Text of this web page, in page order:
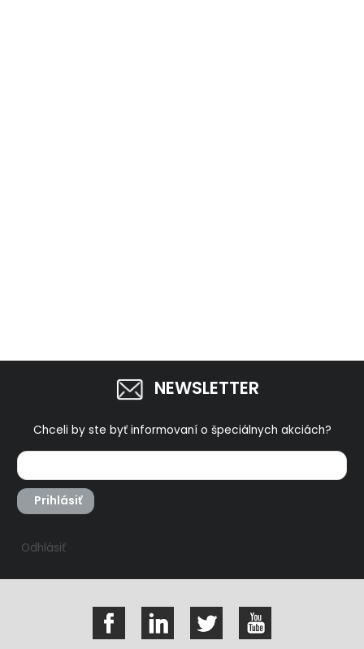
NEWSLETTER
Chceli by ste byť informovaní o špeciálnych akciách?
Prihlásiť
Odhlásiť